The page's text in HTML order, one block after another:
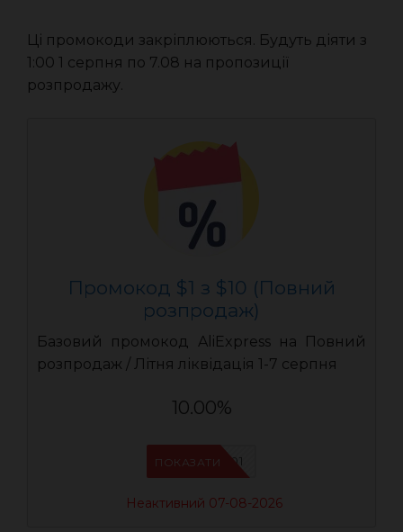
Ці промокоди закріплюються. Будуть діяти з
1:00 1 серпня по 7.08 на пропозиції
розпродажу.
Промокод $1 з $10 (Повний
розпродаж)
Базовий промокод AliExpress на Повний
розпродаж / Літня ліквідація 1-7 серпня
10.00%
UASC01
ПОКАЗАТИ
Неактивний 07-08-2026